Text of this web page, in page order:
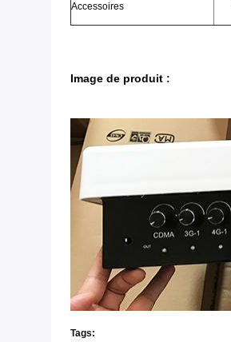
Accessoires
Image de produit :
Tags: